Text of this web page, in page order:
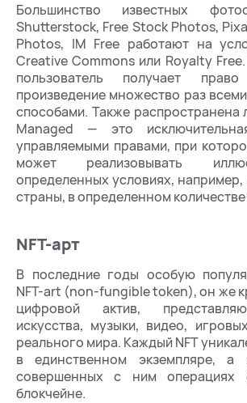
Большинство известных
Shutterstock, Free Stock Photos,
Photos, IM Free работают на
Creative Commons или Royalty
пользователь получает право
произведение множество раз
способами. Также распространена
Managed — это
управляемыми правами, при
может реализовывать
определенных условиях,
страны, в определенном количестве
NFT-арт
В последние годы особую
NFT-art (non-fungible token), он же
цифровой актив,
искусства, музыки, видео,
реального мира. Каждый NFT
в единственном экземпляре, а
совершенных с ним операциях
блокчейне.